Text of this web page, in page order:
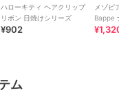
ハローキティ ヘアクリップ
リボン 日焼けシリーズ
¥902
メゾピ
Bappe
After
ム